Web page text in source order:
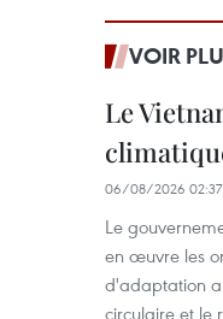
VOIR
Le
06/08/2026 02:37
Le
en œuvre les
d'adaptation
circulaire et le